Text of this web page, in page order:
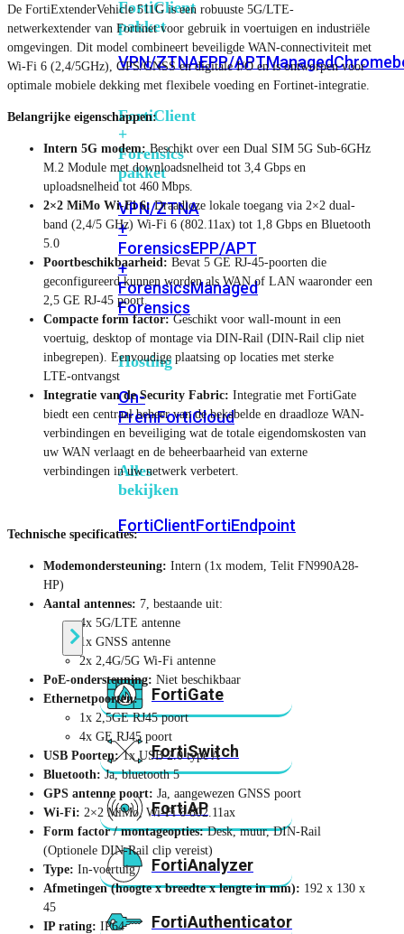
FortiClient
pakket
VPN/ZTNAEPP/APTManaged
FortiClient
+
Forensics
pakket
VPN/ZTNA
+
ForensicsEPP/APT
+
ForensicsManaged
Forensics
Hosting
On-
PremFortiCloud
Alles
bekijken
FortiClientFortiEndpoint
Fabric
Producten
FortiGate
FortiSwitch
FortiAP
FortiAnalyzer
FortiAuthenticator
De FortiExtenderVehicle 511G is een robuuste 5G/LTE-
netwerkextender van Fortinet voor gebruik in voertuigen en industriële
omgevingen. Dit model combineert beveiligde WAN-connectiviteit met
Wi-Fi 6 (2,4/5GHz), GPS/GNSS en digitale I/O en is ontworpen voor
optimale mobiele dekking met flexibele voeding en Fortinet-integratie.
Belangrijke eigenschappen:
Intern 5G modem: Beschikt over een Dual SIM 5G Sub-6GHz
M.2 Module met downloadsnelheid tot 3,4 Gbps en
uploadsnelheid tot 460 Mbps.
2×2 MiMo Wi-Fi 6:Draadloze lokale toegang via 2×2 dual-
band (2,4/5 GHz) Wi-Fi 6 (802.11ax) tot 1,8 Gbps en Bluetooth
5.0
Poortbeschikbaarheid: Bevat 5 GE RJ‑45-poorten die
geconfigureerd kunnen worden als WAN of LAN waaronder een
2,5 GE RJ-45 poort.
Compacte form factor:Geschikt voor wall‑mount in een
voertuig, desktop of montage via DIN-Rail (DIN-Rail clip niet
inbegrepen). Eenvoudige plaatsing op locaties met sterke
LTE‑ontvangst
Integratie van de Security Fabric: Integratie met FortiGate
biedt een centraal beheer van de bekabelde en draadloze WAN-
verbindingen en beveiliging wat de totale eigendomskosten van
uw WAN verlaagt en de beheerbaarheid van externe
verbindingen in uw netwerk verbetert.
Technische specificaties:
Modemondersteuning: Intern (1x modem, Telit FN990A28-
HP)
Aantal antennes: 7, bestaande uit:
4x 5G/LTE antenne
1x GNSS antenne
2x 2,4G/5G Wi-Fi antenne
PoE-ondersteuning: Niet beschikbaar
Ethernetpoorten:
1x 2,5GE RJ45 poort
4x GE RJ45 poort
USB Poorten:1x USB 2.0 type A
Bluetooth:Ja, bluetooth 5
GPS antenne poort: Ja, aangewezen GNSS poort
Wi-Fi: 2×2 MiMo, Wi-Fi 6 802.11ax
Form factor / montageopties:Desk, muur, DIN-Rail
(Optionele DIN-Rail clip vereist)
Type: In-voertuig
Afmetingen (hoogte x breedte x lengte in mm): 192 x 130 x
45
IP rating: IP64